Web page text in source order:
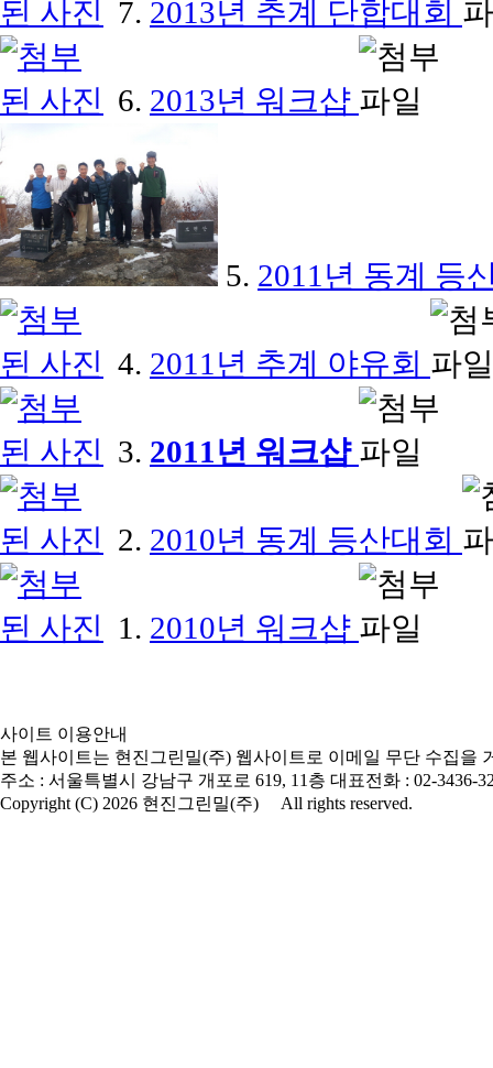
7. 2013년 추계 단합대회
6. 2013년 워크샵
5. 2011년 동계 등
4. 2011년 추계 야유회
3. 2011년 워크샵
2. 2010년 동계 등산대회
1. 2010년 워크샵
사이트 이용안내
본 웹사이트는 현진그린밀(주) 웹사이트로 이메일 무단 수집을
주소 : 서울특별시 강남구 개포로 619, 11층 대표전화 : 02-3436-
Copyright (C) 2026 현진그린밀(주) All rights reserved.